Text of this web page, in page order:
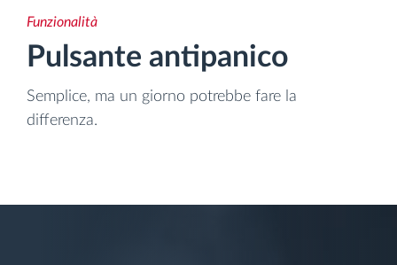
Monitoraggio dei tempi di guida
Funzionalità
Pulsante antipanico
Semplice, ma un giorno potrebbe fare la
differenza.